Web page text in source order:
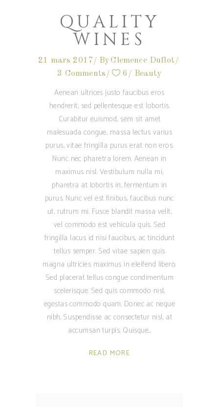
QUALITY
WINES
21 mars 2017 By Clemence Duflot
3 Comments
6 Beauty
Aenean ultrices justo faucibus eros
hendrerit, sed pellentesque est lobortis.
Curabitur euismod, sem sit amet
malesuada congue, massa lectus varius
purus, vitae fringilla purus erat non eros.
Nunc nec pharetra lorem. Aenean in
maximus nisl. Vestibulum nulla mi,
pharetra at lobortis in, fermentum in
purus. Nunc vel est finibus, faucibus nunc
ut, rutrum mi. Fusce blandit massa velit,
vel commodo est vehicula quis. Sed
fringilla lacus id nisi faucibus, ac tincidunt
tellus semper. Sed vitae sapien quis
magna ultricies maximus in eleifend libero.
Sed placerat tellus congue condimentum
scelerisque. Sed quis commodo nisl,
egestas commodo quam. Donec ac neque
nibh. Suspendisse ac consectetur nisl, at
accumsan turpis. Quisque
READ MORE